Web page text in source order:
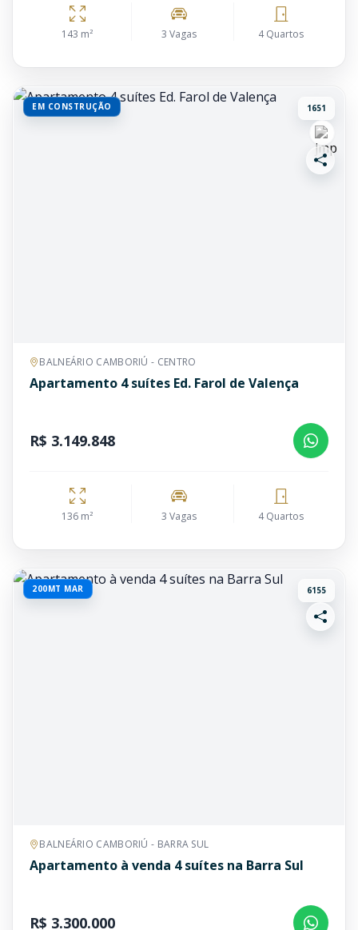
143 m² 3 Vagas 4 Quartos
EM CONSTRUÇÃO 1651
BALNEÁRIO CAMBORIÚ - CENTRO
Apartamento 4 suítes Ed. Farol de Valença
R$ 3.149.848
136 m² 3 Vagas 4 Quartos
200MT MAR 6155
BALNEÁRIO CAMBORIÚ - BARRA SUL
Apartamento à venda 4 suítes na Barra Sul
R$ 3.300.000